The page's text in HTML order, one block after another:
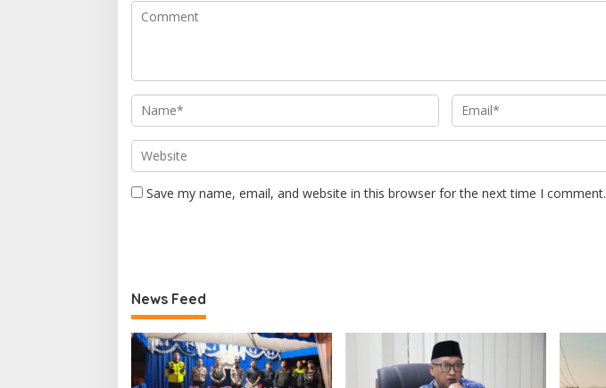
Save my name, email, and website in this browser for the next time I comment.
News Feed